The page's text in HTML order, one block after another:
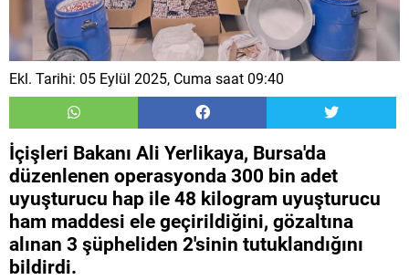
Ekl. Tarihi: 05 Eylül 2025, Cuma saat 09:40
İçişleri Bakanı Ali Yerlikaya, Bursa'da
düzenlenen operasyonda 300 bin adet
uyuşturucu hap ile 48 kilogram uyuşturucu
ham maddesi ele geçirildiğini, gözaltına
alınan 3 şüpheliden 2'sinin tutuklandığını
bildirdi.